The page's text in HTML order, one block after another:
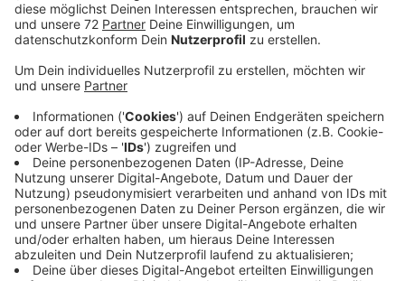
Anzeige
Grund zur Sorge besteht nicht, sagt die
Arbeitsagentur. Sie hat heute neuste Zahlen
vorgestellt. Es sei normal jetzt im Sommer. In der
Regel sinke die Arbeitslosigkeit wieder mit Ende der
Ferien. So vorzeigbar eine niedrige Quote von gerade
mal 2,9 Prozent ist, umso deutlicher zeigt sie die Not
im Fachkräftemangel an. Firmen im Kreis bilden ihren
Nachwuchs selbst aus. In diesen Tagen beginnt das
neue Ausbildungsjahr. Es gibt aber auch noch einige